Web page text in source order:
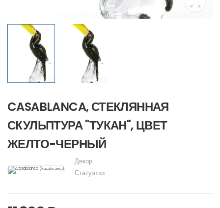
CASABLANCA, СТЕКЛЯННАЯ
СКУЛЬПТУРА "ТУКАН", ЦВЕТ
ЖЕЛТО-ЧЕРНЫЙ
Декор
Статуэтки